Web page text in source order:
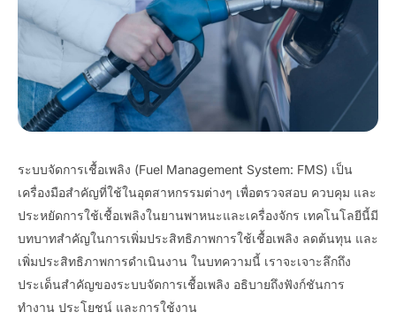
ระบบจัดการเชื้อเพลิง (Fuel Management System: FMS) เป็น
เครื่องมือสำคัญที่ใช้ในอุตสาหกรรมต่างๆ เพื่อตรวจสอบ ควบคุม และ
ประหยัดการใช้เชื้อเพลิงในยานพาหนะและเครื่องจักร เทคโนโลยีนี้มี
บทบาทสำคัญในการเพิ่มประสิทธิภาพการใช้เชื้อเพลิง ลดต้นทุน และ
เพิ่มประสิทธิภาพการดำเนินงาน ในบทความนี้ เราจะเจาะลึกถึง
ประเด็นสำคัญของระบบจัดการเชื้อเพลิง อธิบายถึงฟังก์ชันการ
ทำงาน ประโยชน์ และการใช้งาน